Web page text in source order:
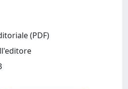
(PDF)